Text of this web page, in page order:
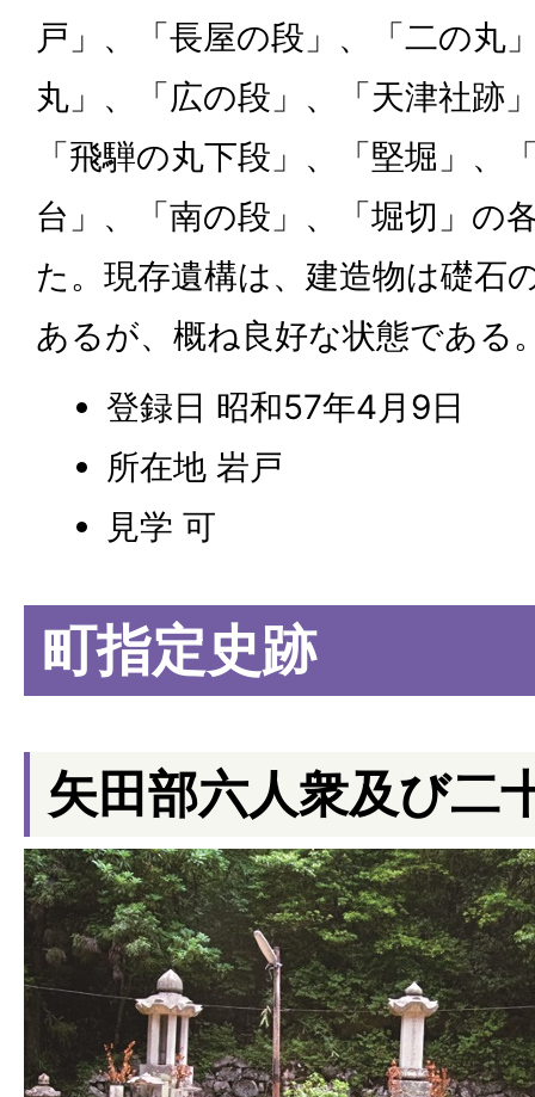
戸」、「長屋の段」、「二の丸
丸」、「広の段」、「天津社跡
「飛騨の丸下段」、「堅堀」、
台」、「南の段」、「堀切」の
た。現存遺構は、建造物は礎石
あるが、概ね良好な状態である
登録日 昭和57年4月9日
所在地 岩戸
見学 可
町指定史跡
矢田部六人衆及び二